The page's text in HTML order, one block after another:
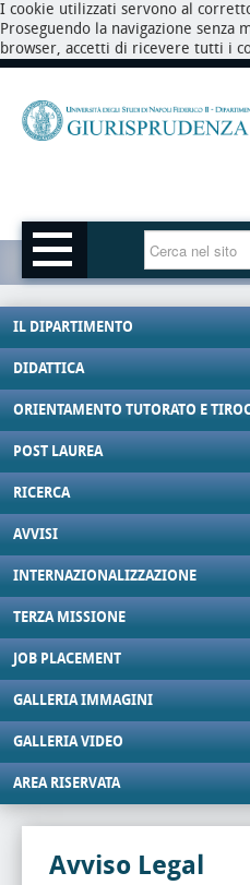
I cookie utilizzati servono al
Proseguendo la navigazione
browser, accetti di ricevere tutti i
IL DIPARTIMENTO
DIDATTICA
ORIENTAMENTO TUTORATO E
POST LAUREA
RICERCA
AVVISI
INTERNAZIONALIZZAZIONE
TERZA MISSIONE
JOB PLACEMENT
GALLERIA IMMAGINI
GALLERIA VIDEO
AREA RISERVATA
Avviso Legal